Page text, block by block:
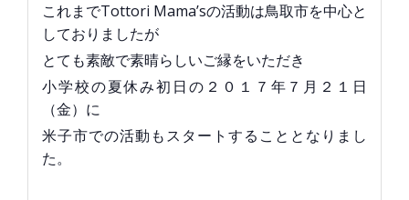
これまでTottori Mama’sの活動は鳥取市を中心と
しておりましたが
とても素敵で素晴らしいご縁をいただき
小学校の夏休み初日の２０１７年７月２１日
（金）に
米子市での活動もスタートすることとなりまし
た。